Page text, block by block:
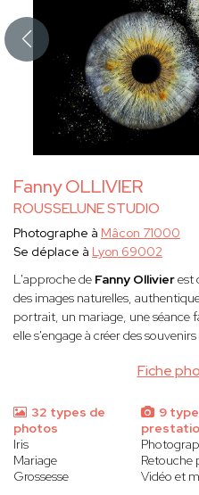
Fanny OLLIVIER
ROUSSELUNE STUDIO
Fiche
Photographe à Mâcon 71000
Se déplace à Lyon 69002
L'approche de Fanny Ollivierest
des images naturelles,
portrait, un mariage, une séance
elle s'engage à créer des
32 types de
photos
Iris
Mariage
Grossesse
9
Retouche
Vidéo et